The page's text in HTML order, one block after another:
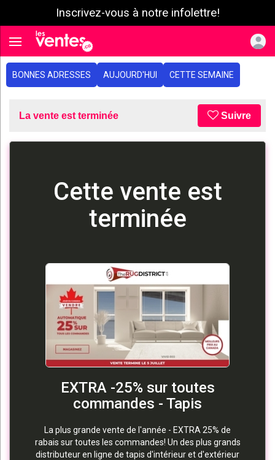
Inscrivez-vous à notre infolettre!
Toggle navigation
BONNES ADRESSES AUJOURD'HUI CETTE SEMAINE
La vente est terminée Suivre
Cette vente est
terminée
EXTRA -25% sur toutes
commandes - Tapis
La plus grande vente de l'année - EXTRA 25% de
rabais sur toutes les commandes! Un des plus grands
distributeur en ligne de tapis d'intérieur et d'extérieur